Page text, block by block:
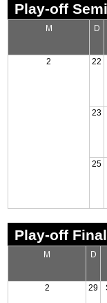
Play-off
M D
2
22
23
25
Play-off Final
M D
2
29